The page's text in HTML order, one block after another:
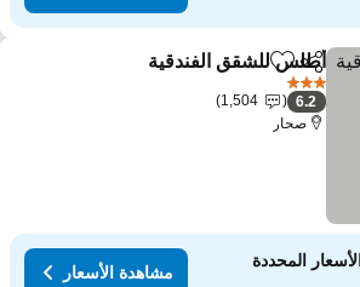
مشاركةAdd to favorites
أطلس للشقق الفندقية
6.2
1,504
صحار
المحددة
مشاهدة الأسعار